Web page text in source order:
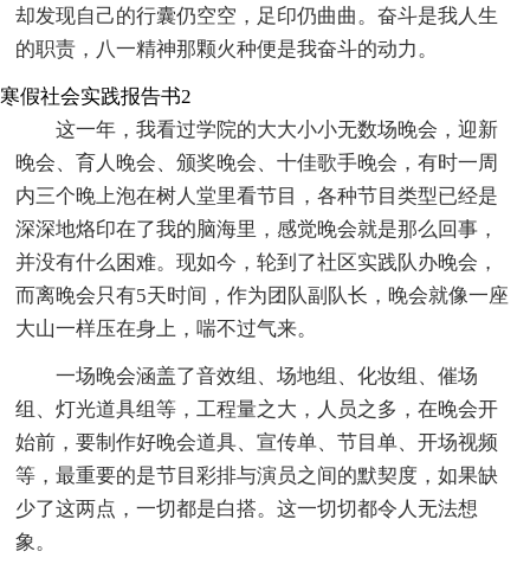
却发现自己的行囊仍空空，足印仍曲曲。奋斗是我人生
的职责，八一精神那颗火种便是我奋斗的动力。
寒假社会实践报告书2
这一年，我看过学院的大大小小无数场晚会，迎新
晚会、育人晚会、颁奖晚会、十佳歌手晚会，有时一周
内三个晚上泡在树人堂里看节目，各种节目类型已经是
深深地烙印在了我的脑海里，感觉晚会就是那么回事，
并没有什么困难。现如今，轮到了社区实践队办晚会，
而离晚会只有5天时间，作为团队副队长，晚会就像一座
大山一样压在身上，喘不过气来。
一场晚会涵盖了音效组、场地组、化妆组、催场
组、灯光道具组等，工程量之大，人员之多，在晚会开
始前，要制作好晚会道具、宣传单、节目单、开场视频
等，最重要的是节目彩排与演员之间的默契度，如果缺
少了这两点，一切都是白搭。这一切切都令人无法想
象。